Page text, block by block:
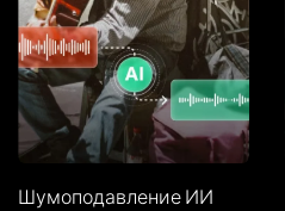
Шумоподавление ИИ